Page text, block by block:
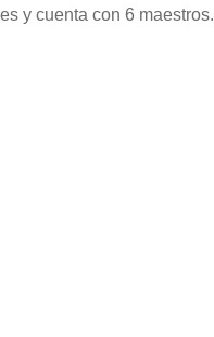
y cuenta con 6 maestros.